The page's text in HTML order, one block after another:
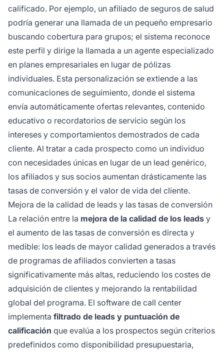
calificado. Por ejemplo, un afiliado de seguros de salud
podría generar una llamada de un pequeño empresario
buscando cobertura para grupos; el sistema reconoce
este perfil y dirige la llamada a un agente especializado
en planes empresariales en lugar de pólizas
individuales. Esta personalización se extiende a las
comunicaciones de seguimiento, donde el sistema
envía automáticamente ofertas relevantes, contenido
educativo o recordatorios de servicio según los
intereses y comportamientos demostrados de cada
cliente. Al tratar a cada prospecto como un individuo
con necesidades únicas en lugar de un lead genérico,
los afiliados y sus socios aumentan drásticamente las
tasas de conversión y el valor de vida del cliente.
Mejora de la calidad de leads y las tasas de conversión
La relación entre la mejora de la calidad de los leads y
el aumento de las tasas de conversión es directa y
medible: los leads de mayor calidad generados a través
de programas de afiliados convierten a tasas
significativamente más altas, reduciendo los costes de
adquisición de clientes y mejorando la rentabilidad
global del programa. El software de call center
implementa filtrado de leads y puntuación de
calificación que evalúa a los prospectos según criterios
predefinidos como disponibilidad presupuestaria,